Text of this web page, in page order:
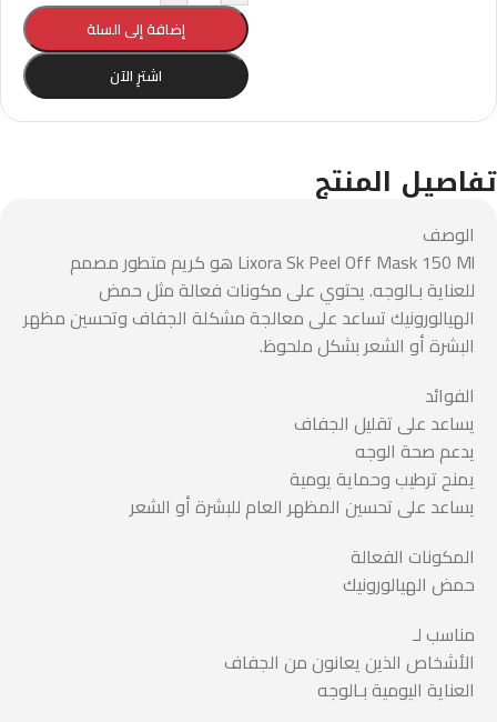
إضافة إلى السلة
اشترِ الآن
تفاصيل المنتج
الوصف
Lixora Sk Peel Off Mask 150 Ml هو كريم متطور مصمم
للعناية بـالوجه. يحتوي على مكونات فعالة مثل حمض
الهيالورونيك تساعد على معالجة مشكلة الجفاف وتحسين مظهر
البشرة أو الشعر بشكل ملحوظ.
الفوائد
يساعد على تقليل الجفاف
يدعم صحة الوجه
يمنح ترطيب وحماية يومية
يساعد على تحسين المظهر العام للبشرة أو الشعر
المكونات الفعالة
حمض الهيالورونيك
مناسب لـ
الأشخاص الذين يعانون من الجفاف
العناية اليومية بـالوجه